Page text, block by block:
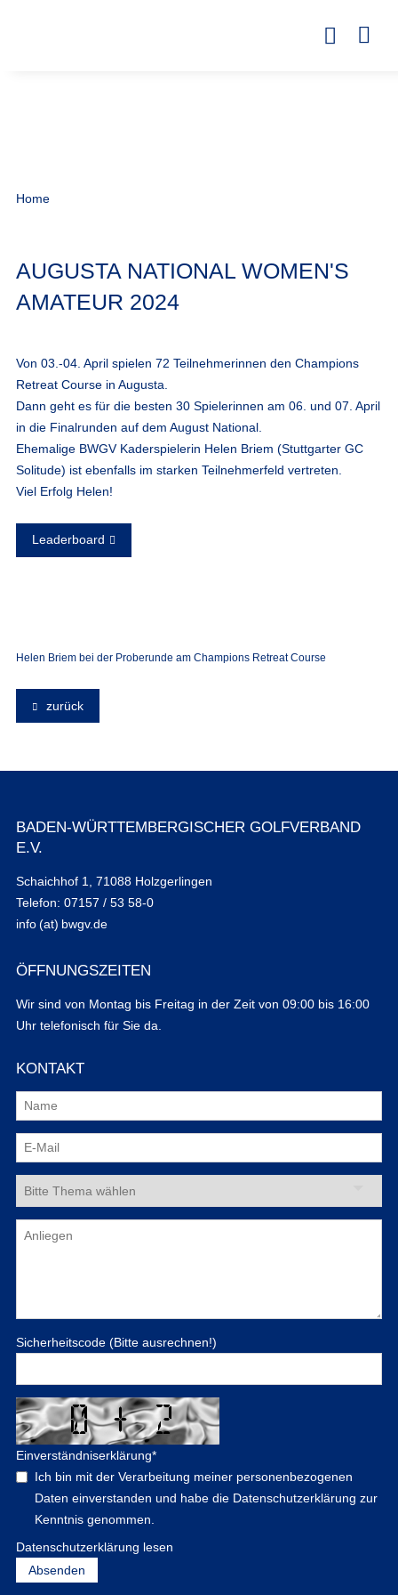
Home
AUGUSTA NATIONAL WOMEN'S
AMATEUR 2024
Von 03.-04. April spielen 72 Teilnehmerinnen den Champions
Retreat Course in Augusta.
Dann geht es für die besten 30 Spielerinnen am 06. und 07. April
in die Finalrunden auf dem August National.
Ehemalige BWGV Kaderspielerin Helen Briem (Stuttgarter GC
Solitude) ist ebenfalls im starken Teilnehmerfeld vertreten.
Viel Erfolg Helen!
Leaderboard
Helen Briem bei der Proberunde am Champions Retreat Course
zurück
BADEN-WÜRTTEMBERGISCHER GOLFVERBAND
E.V.
Schaichhof 1, 71088 Holzgerlingen
Telefon: 07157 / 53 58-0
info (at) bwgv.de
ÖFFNUNGSZEITEN
Wir sind von Montag bis Freitag in der Zeit von 09:00 bis 16:00
Uhr telefonisch für Sie da.
KONTAKT
Sicherheitscode (Bitte ausrechnen!)
Einverständniserklärung*
Ich bin mit der Verarbeitung meiner personenbezogenen
Daten einverstanden und habe die Datenschutzerklärung zur
Kenntnis genommen.
Datenschutzerklärung lesen